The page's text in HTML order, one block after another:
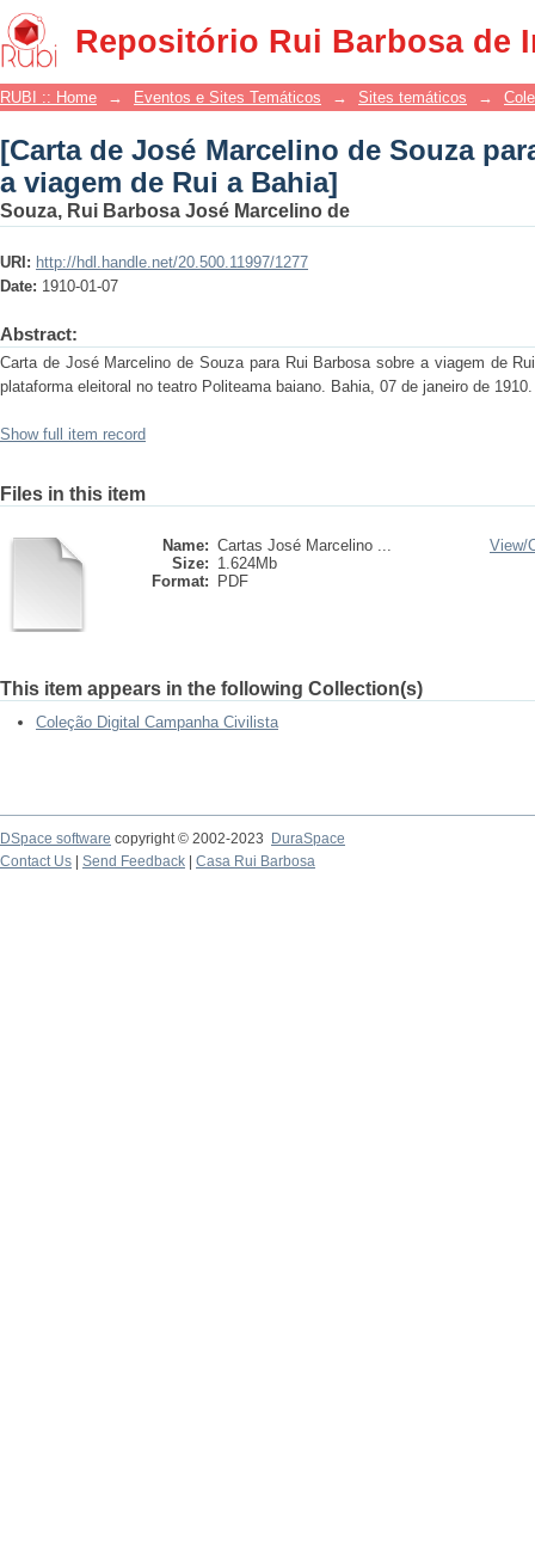
Repositório Rui Barbosa de
[Carta de José Marcelino de Souza
Bahia]
RUBI :: Home → Eventos e Sites Temáticos → Sites temáticos →
[Carta de José Marcelino de Souza
a viagem de Rui a Bahia]
Souza, Rui Barbosa José Marcelino de
URI: http://hdl.handle.net/20.500.11997/1277
Date: 1910-01-07
Abstract:
Carta de José Marcelino de Souza para Rui Barbosa sobre a viagem de
plataforma eleitoral no teatro Politeama baiano. Bahia, 07 de janeiro de
Show full item record
Files in this item
Name: Cartas José Marcelino ...
Size: 1.624Mb
Format:
PDF
View/
This item appears in the following Collection(s)
Coleção Digital Campanha Civilista
DSpace software copyright © 2002-2023
DuraSpace
Contact Us
Send Feedback Casa Rui Barbosa